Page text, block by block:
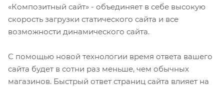
«Композитный сайт» - объединяет в себе высокую
скорость загрузки статического сайта и все
возможности динамического сайта.
С помощью новой технологии время ответа вашего
сайта будет в сотни раз меньше, чем обычных
магазинов. Быстрый ответ страниц сайта влияет на